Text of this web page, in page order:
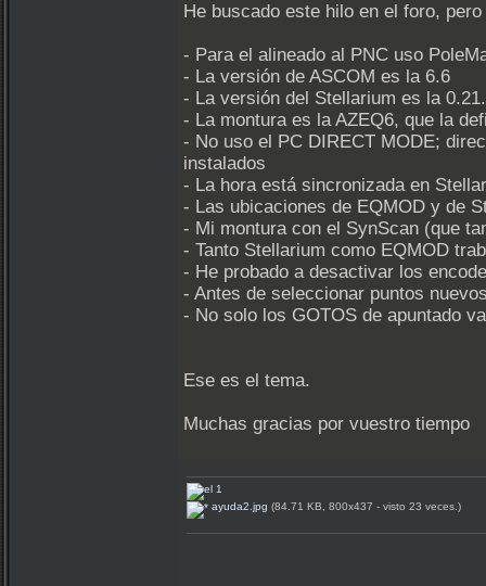
He buscado este hilo en el foro,
- Para el alineado al PNC uso
- La versión de ASCOM es la 6.6
- La versión del Stellarium es la
- La montura es la AZEQ6, que la
- No uso el PC DIRECT MODE;
instalados
- La hora está sincronizada en
- Las ubicaciones de EQMOD y de
- Mi montura con el SynScan (que
- Tanto Stellarium como EQMOD
- He probado a desactivar los
- Antes de seleccionar puntos
- No solo los GOTOS de apuntado
Ese es el tema.
Muchas gracias por vuestro tiempo
ayuda2.jpg (84.71 KB, 800x437 - visto 23 veces.)